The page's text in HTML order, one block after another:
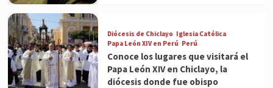
Diócesis de Chiclayo Iglesia Católica
Papa León XIV en Perú Perú
Conoce los lugares que visitará el
Papa León XIV en Chiclayo, la
diócesis donde fue obispo